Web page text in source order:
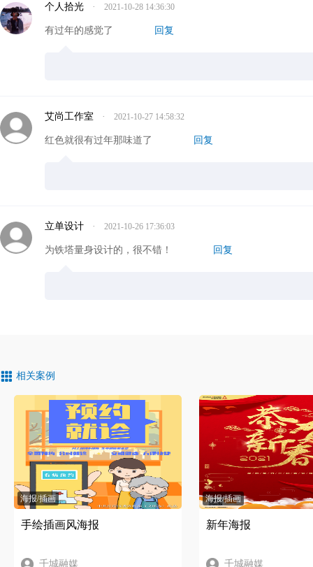
个人拾光 · 2021-10-28 14:36:30
有过年的感觉了 回复
艾尚工作室 · 2021-10-27 14:58:32
红色就很有过年那味道了 回复
立单设计 · 2021-10-26 17:36:03
为铁塔量身设计的，很不错！ 回复
相关案例
海报/插画
手绘插画风海报
千城融媒
海报/插画
新年海报
千城融媒